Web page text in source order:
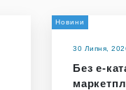
Новини
30 Липня,
Без е-